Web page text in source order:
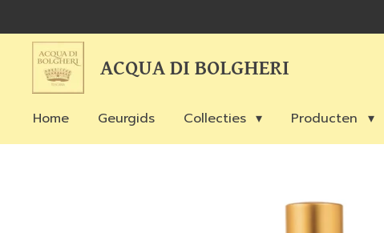
direct
ACQUA DI BOLGHERI
Home Geurgids Collecties Producten